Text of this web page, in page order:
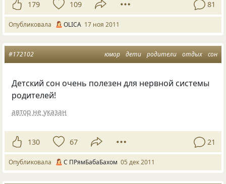
179 109 81
Опубликовала OLICA 17 ноя 2011
юмор дети родители отдых сон
#172102
Детский сон очень полезен для нервной системы
родителей!
автор не указан
130 67 21
Опубликовала С ПРямБабаБахом 05 дек 2011